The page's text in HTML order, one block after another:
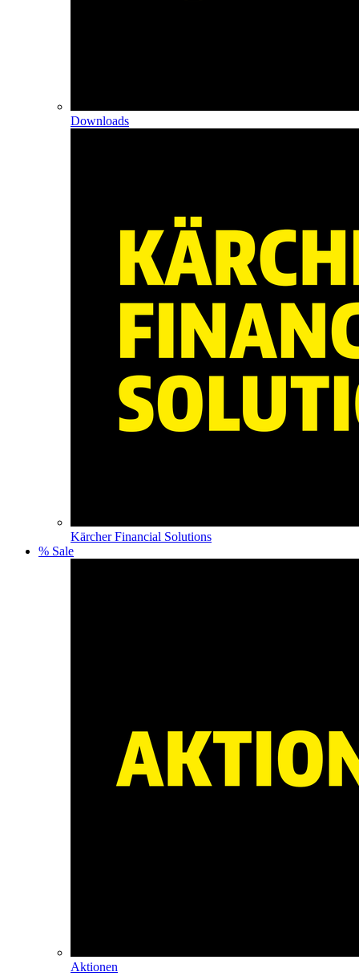
Downloads
Kärcher Financial Solutions
% Sale
Aktionen